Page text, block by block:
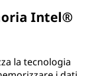
Intel®
la tecnologia